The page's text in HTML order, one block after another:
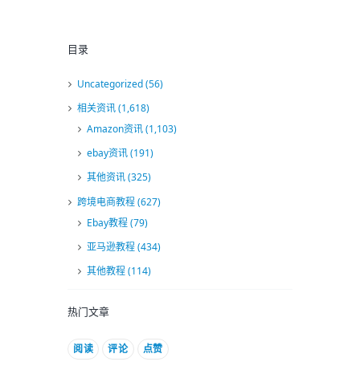
目录
Uncategorized(56)
相关资讯(1,618)
Amazon资讯(1,103)
ebay资讯(191)
其他资讯(325)
跨境电商教程(627)
Ebay教程(79)
亚马逊教程(434)
其他教程(114)
热门文章
阅读 评论 点赞